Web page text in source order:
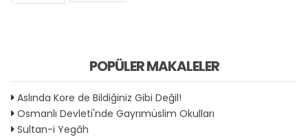
POPÜLER MAKALELER
Aslında Kore de Bildiğiniz Gibi Değil!
Osmanlı Devleti'nde Gayrımüslim Okulları
Sultan-i Yegâh